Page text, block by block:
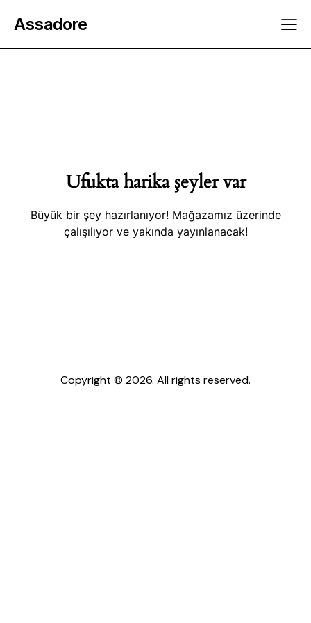
Assadore
Ufukta harika şeyler var
Büyük bir şey hazırlanıyor! Mağazamız üzerinde
çalışılıyor ve yakında yayınlanacak!
Copyright © 2026. All rights reserved.